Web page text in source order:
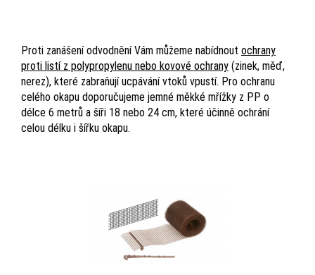
Proti zanášení odvodnění Vám můžeme nabídnout ochrany
proti listí z polypropylenu nebo kovové ochrany (zinek, měď,
nerez), které zabraňují ucpávání vtoků vpustí. Pro ochranu
celého okapu doporučujeme jemné měkké mřížky z PP o
délce 6 metrů a šíři 18 nebo 24 cm, které účinně ochrání
celou délku i šířku okapu.